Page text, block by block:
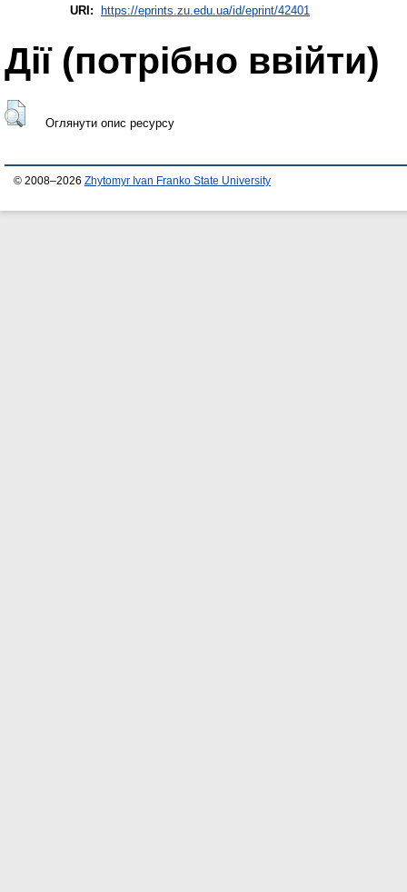
URI:
https://eprints.zu.edu.ua/id/eprint/42401
Дії ​​(потрібно ввійти)
Оглянути опис ресурсу
© 2008–2026 Zhytomyr Ivan Franko State University